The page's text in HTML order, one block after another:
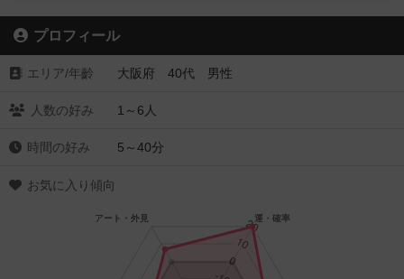
プロフィール
エリア/年齡 大阪府 40代 男性
人数の好み 1～6人
時間の好み 5～40分
お気に入り傾向